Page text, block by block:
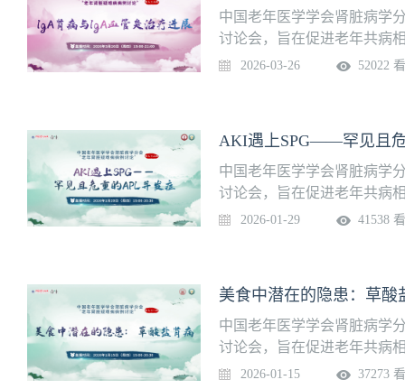
中国老年医学学会肾脏病学
讨论会，旨在促进老年共病
期病例讨论将于2026年3月
2026-03-26 52022
中国老年医学学会肾脏病学
讨论会，旨在促进老年共病
期病例讨论将于2026年1月
2026-01-29 41538
中国老年医学学会肾脏病学
讨论会，旨在促进老年共病
期病例讨论将于2026年1月
2026-01-15 37273